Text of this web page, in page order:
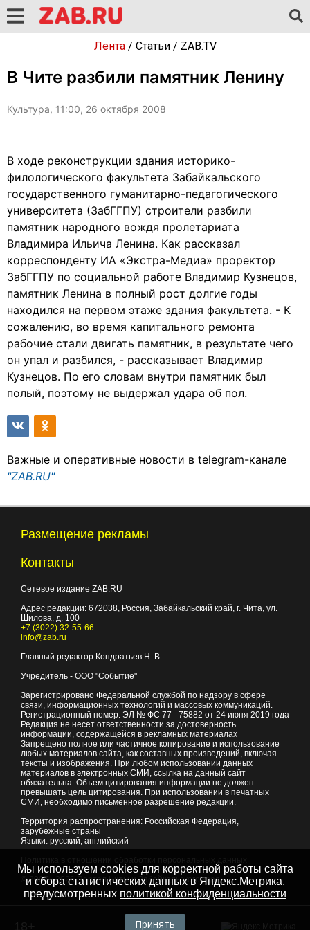
Лента/ Статьи/ ZAB.TV
В Чите разбили памятник Ленину
Культура, 11:00, 26 октября 2008
В ходе реконструкции здания историко-
филологического факультета Забайкальского
государственного гуманитарно-педагогического
университета (ЗабГГПУ) строители разбили
памятник народного вождя пролетариата
Владимира Ильича Ленина. Как рассказал
корреспонденту ИА «Экстра-Медиа» проректор
ЗабГГПУ по социальной работе Владимир Кузнецов,
памятник Ленина в полный рост долгие годы
находился на первом этаже здания факультета. - К
сожалению, во время капитального ремонта
рабочие стали двигать памятник, в результате чего
он упал и разбился, - рассказывает Владимир
Кузнецов. По его словам внутри памятник был
полый, поэтому не выдержал удара об пол.
Важные и оперативные новости в telegram-канале
"ZAB.RU"
Размещение рекламы
Контакты
Сетевое издание ZAB.RU
Адрес редакции: 672038, Россия, Забайкальский край, г. Чита, ул.
Шилова, д. 100
+7 (3022) 32-55-66
info@zab.ru
Главный редактор Кондратьев Н. В.
Учредитель - ООО "Событие"
Зарегистрировано Федеральной службой по надзору в сфере
связи, информационных технологий и массовых коммуникаций.
Регистрационный номер: ЭЛ № ФС 77 - 75882 от 24 июня 2019 года
Редакция не несет ответственности за достоверность
информации, содержащейся в рекламных материалах
Запрещено полное или частичное копирование и использование
любых материалов сайта, как составных произведений, включая
тексты и изображения. При любом использовании данных
материалов в электронных СМИ, ссылка на данный сайт
обязательна. Объем цитирования информации не должен
превышать цель цитирования. При использовании в печатных
СМИ, необходимо письменное разрешение редакции.
Территория распространения: Российская Федерация,
зарубежные страны
Языки: русский, английский
© 2007 - 2026Портал Читы и Забайкальского края
Мы используем cookies для корректной работы сайта
и сбора статистических данных в Яндекс.Метрика,
предусмотренных политикой конфиденциальности
Принять